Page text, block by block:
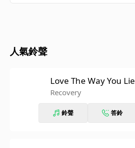
人氣鈴聲
Love The Way You Lie
Recovery
鈴聲 答鈴